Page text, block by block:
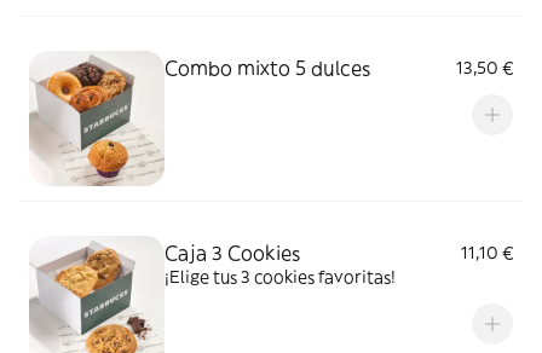
Combo mixto 5 dulces 13,50 €
Caja 3 Cookies
11,10 €
¡Elige tus 3 cookies favoritas!